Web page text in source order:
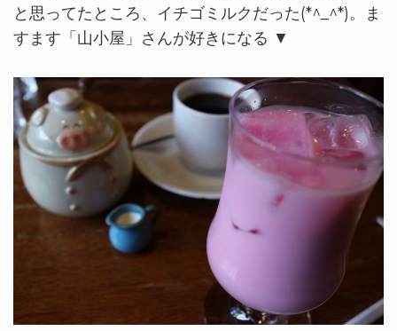
と思ってたところ、イチゴミルクだった(*^_^*)。ま
すます「山小屋」さんが好きになる ▼